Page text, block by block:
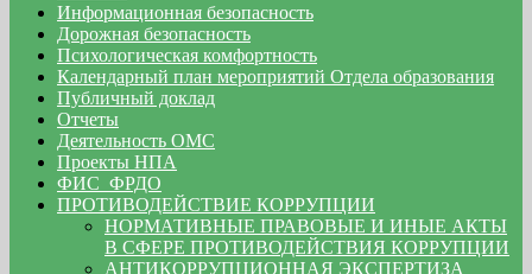
Информационная безопасность
Дорожная безопасность
Психологическая комфортность
Календарный план мероприятий Отдела образования
Публичный доклад
Отчеты
Деятельность ОМС
Проекты НПА
ФИС_ФРДО
ПРОТИВОДЕЙСТВИЕ КОРРУПЦИИ
НОРМАТИВНЫЕ ПРАВОВЫЕ И ИНЫЕ АКТЫ
В СФЕРЕ ПРОТИВОДЕЙСТВИЯ КОРРУПЦИИ
АНТИКОРРУПЦИОННАЯ ЭКСПЕРТИЗА